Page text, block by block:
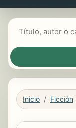
Inicio Ficción